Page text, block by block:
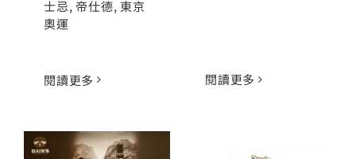
士忌, 帝仕德, 東京
奧運
閱讀更多 閱讀更多